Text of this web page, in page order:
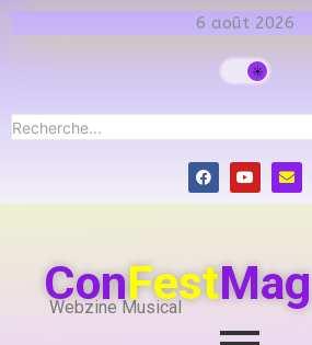
6 août 2026
ConFestMag
Webzine Musical